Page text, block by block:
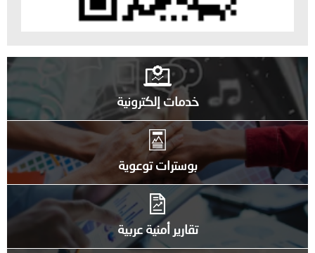
خدمات إلكترونية
بوسترات توعوية
تقارير أمنية عربية